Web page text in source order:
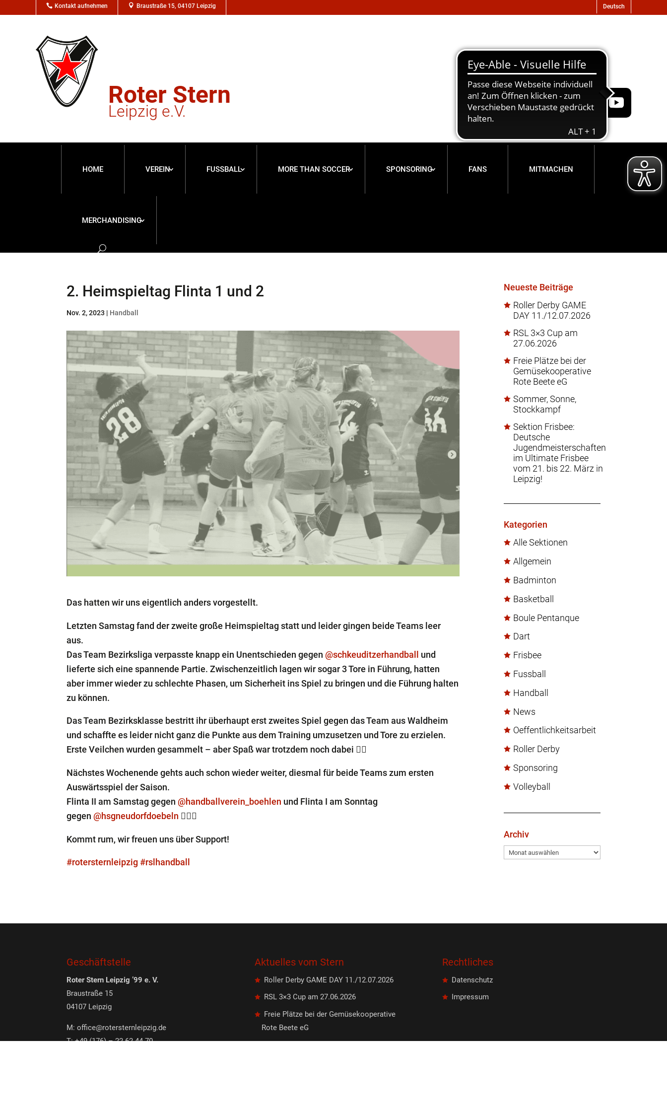
 Kontakt aufnehmen  Braustraße 15, 04107 Leipzig
Roter Stern
Leipzig e.V.
HOME VEREIN FUSSBALL MORE THAN SOCCER SPONSORING FANS MITMACHEN
MERCHANDISING
2. Heimspieltag Flinta 1 und 2
Nov. 2, 2023 | Handball
Das hatten wir uns eigentlich anders vorgestellt.
Letzten Samstag fand der zweite große Heimspieltag statt und leider gingen beide Teams leer
aus.
Das Team Bezirksliga verpasste knapp ein Unentschieden gegen @schkeuditzerhandball
und
lieferte sich eine spannende Partie. Zwischenzeitlich lagen wir sogar 3 Tore in Führung, hatten
aber immer wieder zu schlechte Phasen, um Sicherheit ins Spiel zu bringen und die Führung halten
zu können.
Das Team Bezirksklasse bestritt ihr überhaupt erst zweites Spiel gegen das Team aus Waldheim
und schaffte es leider nicht ganz die Punkte aus dem Training umzusetzen und Tore zu erzielen.
Erste Veilchen wurden gesammelt – aber Spaß war trotzdem noch dabei ✌🏽
Nächstes Wochenende gehts auch schon wieder weiter, diesmal für beide Teams zum ersten
Auswärtsspiel der Saison.
Flinta II am Samstag gegen @handballverein_boehlen und Flinta I am Sonntag
gegen @hsgneudorfdoebeln 🤾🏻‍♀️
Kommt rum, wir freuen uns über Support!
#rotersternleipzig #rslhandball
Neueste Beiträge
Roller Derby GAME
DAY 11./12.07.2026
RSL 3×3 Cup am
27.06.2026
Freie Plätze bei der
Gemüsekooperative
Rote Beete eG
Sommer, Sonne,
Stockkampf
Sektion Frisbee:
Deutsche
Jugendmeisterschaften
im Ultimate Frisbee
vom 21. bis 22. März in
Leipzig!
Kategorien
Alle Sektionen
Allgemein
Badminton
Basketball
Boule Pentanque
Dart
Frisbee
Fussball
Handball
News
Oeffentlichkeitsarbeit
Roller Derby
Sponsoring
Volleyball
Archiv
Archiv
Geschäftstelle
Roter Stern Leipzig ’99 e. V.
Braustraße 15
04107 Leipzig
M:office@rotersternleipzig.de
T: +49 (176) – 22 62 44 70
Aktuelles vom Stern
Roller Derby GAME DAY 11./12.07.2026
RSL 3×3 Cup am 27.06.2026
Freie Plätze bei der Gemüsekooperative
Rote Beete eG
Rechtliches
Datenschutz
Impressum